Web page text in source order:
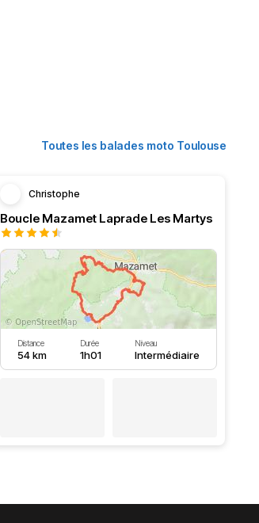
Toutes les balades moto Toulouse
Christophe
Boucle Mazamet Laprade Les Martys
Distance
54 km
Durée
1h01
Niveau
Intermédiaire